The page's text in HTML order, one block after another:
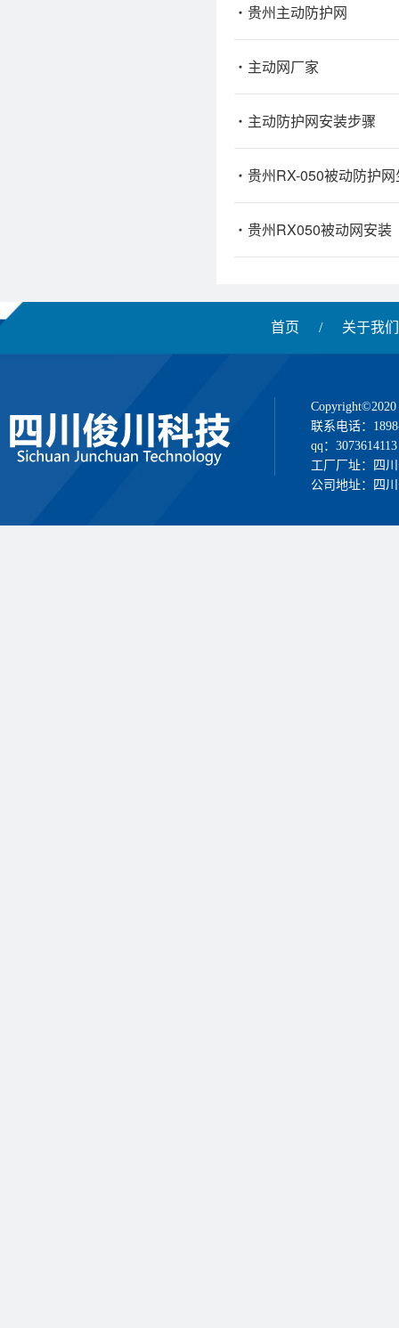
贵州主动防护网
主动网厂家
主动防护网安装步骤
贵州RX-050被动防护
贵州RX050被动网安装
首页 / 关于我们
联系电话：
qq：3073614113
工厂厂址：四
公司地址：四